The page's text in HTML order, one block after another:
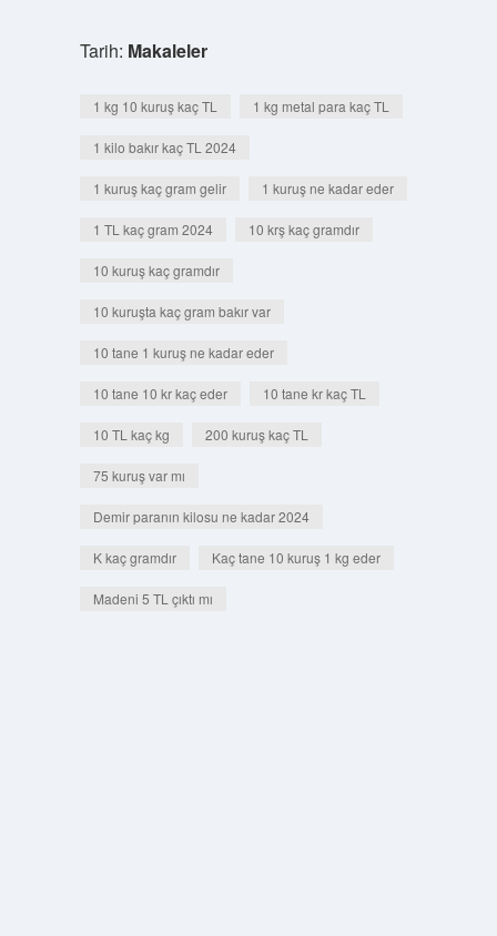
Tarih: Makaleler
1 kg 10 kuruş kaç TL 1 kg metal para kaç TL
1 kilo bakır kaç TL 2024
1 kuruş kaç gram gelir 1 kuruş ne kadar eder
1 TL kaç gram 2024 10 krş kaç gramdır
10 kuruş kaç gramdır
10 kuruşta kaç gram bakır var
10 tane 1 kuruş ne kadar eder
10 tane 10 kr kaç eder 10 tane kr kaç TL
10 TL kaç kg 200 kuruş kaç TL
75 kuruş var mı
Demir paranın kilosu ne kadar 2024
K kaç gramdır Kaç tane 10 kuruş 1 kg eder
Madeni 5 TL çıktı mı